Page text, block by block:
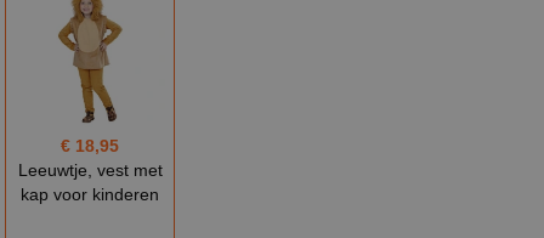
€ 18,95
Leeuwtje, vest met
kap voor kinderen